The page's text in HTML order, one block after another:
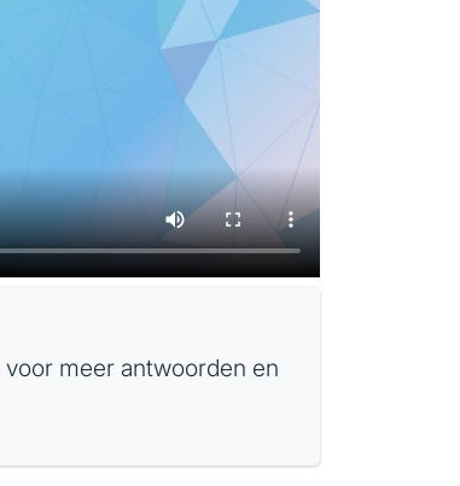
voor meer antwoorden en